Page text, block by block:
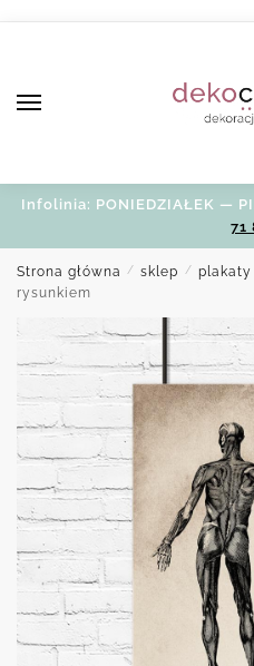
Infolinia: PONIEDZIAŁEK —
71
Strona główna / sklep / plakaty
rysunkiem